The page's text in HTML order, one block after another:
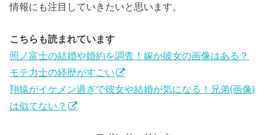
情報にも注目していきたいと思います。
こちらも読まれています
照ノ富士の結婚や婚約を調査！嫁か彼女の画像はある？
モテ力士の経歴がすごい
翔猿がイケメン過ぎで彼女や結婚が気になる！兄弟(画像)
は似てない？